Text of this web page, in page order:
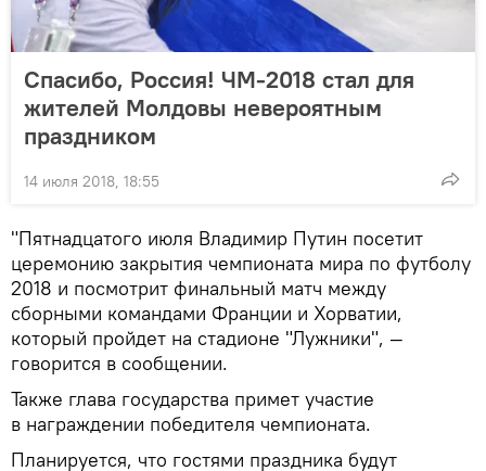
Спасибо, Россия! ЧМ-2018 стал для
жителей Молдовы невероятным
праздником
14 июля 2018, 18:55
"Пятнадцатого июля Владимир Путин посетит
церемонию закрытия чемпионата мира по футболу
2018 и посмотрит финальный матч между
сборными командами Франции и Хорватии,
который пройдет на стадионе "Лужники", —
говорится в сообщении.
Также глава государства примет участие
в награждении победителя чемпионата.
Планируется, что гостями праздника будут